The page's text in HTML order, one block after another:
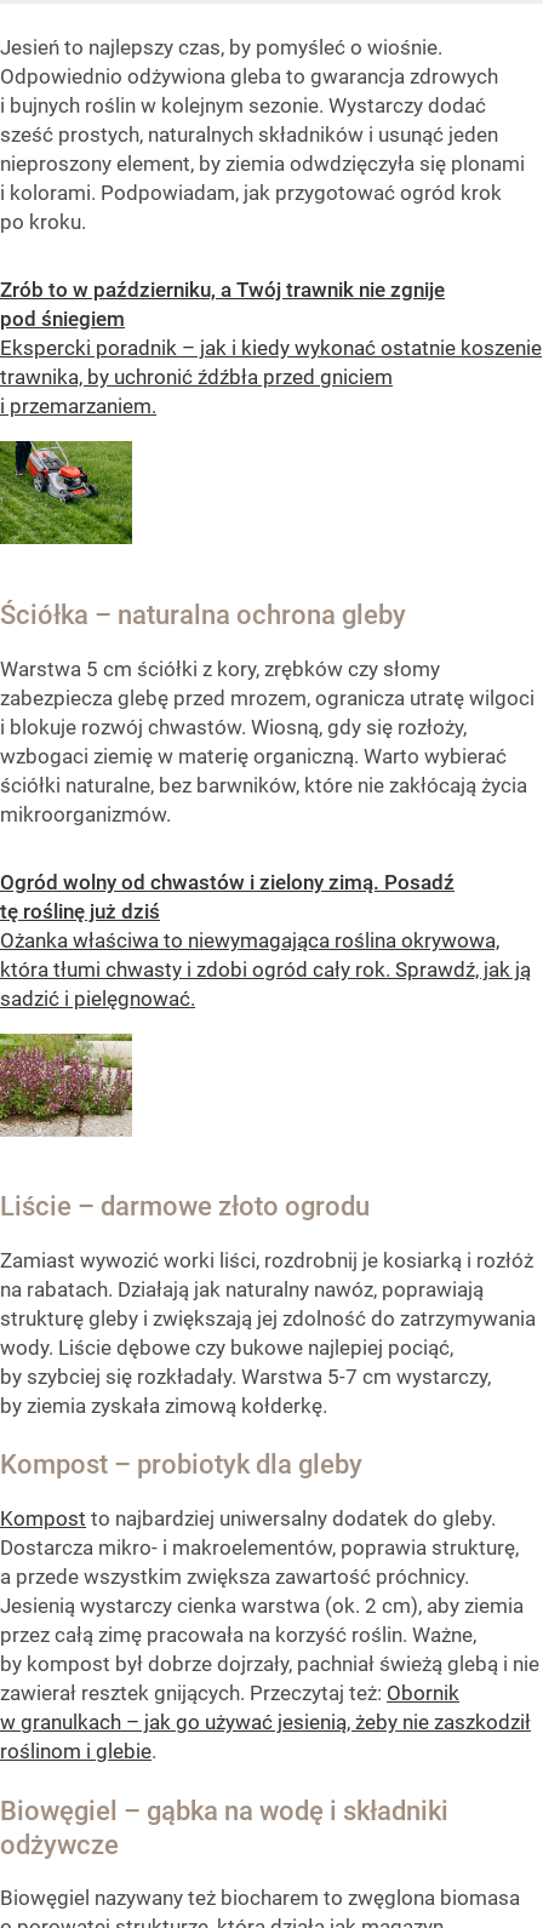
Jesień to najlepszy czas, by pomyśleć o wiośnie.
Odpowiednio odżywiona gleba to gwarancja zdrowych
i bujnych roślin w kolejnym sezonie. Wystarczy dodać
sześć prostych, naturalnych składników i usunąć jeden
nieproszony element, by ziemia odwdzięczyła się plonami
i kolorami. Podpowiadam, jak przygotować ogród krok
po kroku.
Zrób to w październiku, a Twój trawnik nie zgnije
pod śniegiem
Ekspercki poradnik – jak i kiedy wykonać ostatnie koszenie
trawnika, by uchronić źdźbła przed gniciem
i przemarzaniem.
Ściółka – naturalna ochrona gleby
Warstwa 5 cm ściółki z kory, zrębków czy słomy
zabezpiecza glebę przed mrozem, ogranicza utratę wilgoci
i blokuje rozwój chwastów. Wiosną, gdy się rozłoży,
wzbogaci ziemię w materię organiczną. Warto wybierać
ściółki naturalne, bez barwników, które nie zakłócają życia
mikroorganizmów.
Ogród wolny od chwastów i zielony zimą. Posadź
tę roślinę już dziś
Ożanka właściwa to niewymagająca roślina okrywowa,
która tłumi chwasty i zdobi ogród cały rok. Sprawdź, jak ją
sadzić i pielęgnować.
Liście – darmowe złoto ogrodu
Zamiast wywozić worki liści, rozdrobnij je kosiarką i rozłóż
na rabatach. Działają jak naturalny nawóz, poprawiają
strukturę gleby i zwiększają jej zdolność do zatrzymywania
wody. Liście dębowe czy bukowe najlepiej pociąć,
by szybciej się rozkładały. Warstwa 5-7 cm wystarczy,
by ziemia zyskała zimową kołderkę.
Kompost – probiotyk dla gleby
Kompost to najbardziej uniwersalny dodatek do gleby.
Dostarcza mikro- i makroelementów, poprawia strukturę,
a przede wszystkim zwiększa zawartość próchnicy.
Jesienią wystarczy cienka warstwa (ok. 2 cm), aby ziemia
przez całą zimę pracowała na korzyść roślin. Ważne,
by kompost był dobrze dojrzały, pachniał świeżą glebą i nie
zawierał resztek gnijących. Przeczytaj też: Obornik
w granulkach – jak go używać jesienią, żeby nie zaszkodził
roślinom i glebie.
Biowęgiel – gąbka na wodę i składniki
odżywcze
Biowęgiel nazywany też biocharem to zwęglona biomasa